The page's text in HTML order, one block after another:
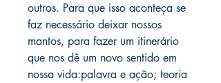
outros. Para que isso aconteça se
faz necessário deixar nossos
mantos, para fazer um itinerário
que nos dê um novo sentido em
nossa vida:palavra e ação; teoria